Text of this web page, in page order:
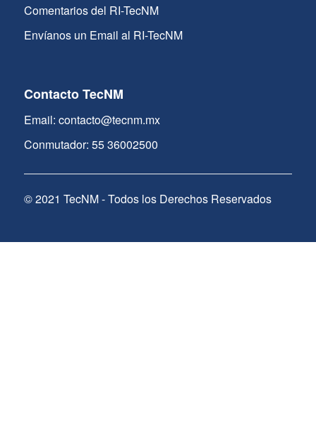
Comentarios del RI-TecNM
Envíanos un Email al RI-TecNM
Contacto TecNM
Email: contacto@tecnm.mx
Conmutador: 55 36002500
© 2021 TecNM - Todos los Derechos Reservados